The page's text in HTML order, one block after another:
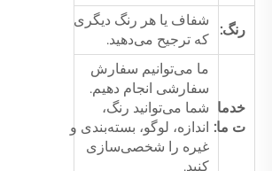
رنگ:
شفاف یا هر رنگ دیگری
که ترجیح می‌دهید.
خدما
ت ما:
ما می‌توانیم سفارش
سفارشی انجام دهیم.
شما می‌توانید رنگ،
اندازه، لوگو، بسته‌بندی و
غیره را شخصی‌سازی
کنید.